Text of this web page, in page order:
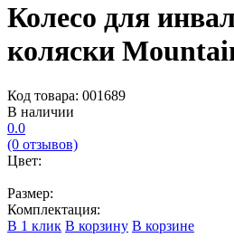
Колесо для
коляски
Код товара: 001689
В наличии
0.0
(0 отзывов)
Цвет:
Размер:
Комплектация:
В 1 клик В корзину В корзине